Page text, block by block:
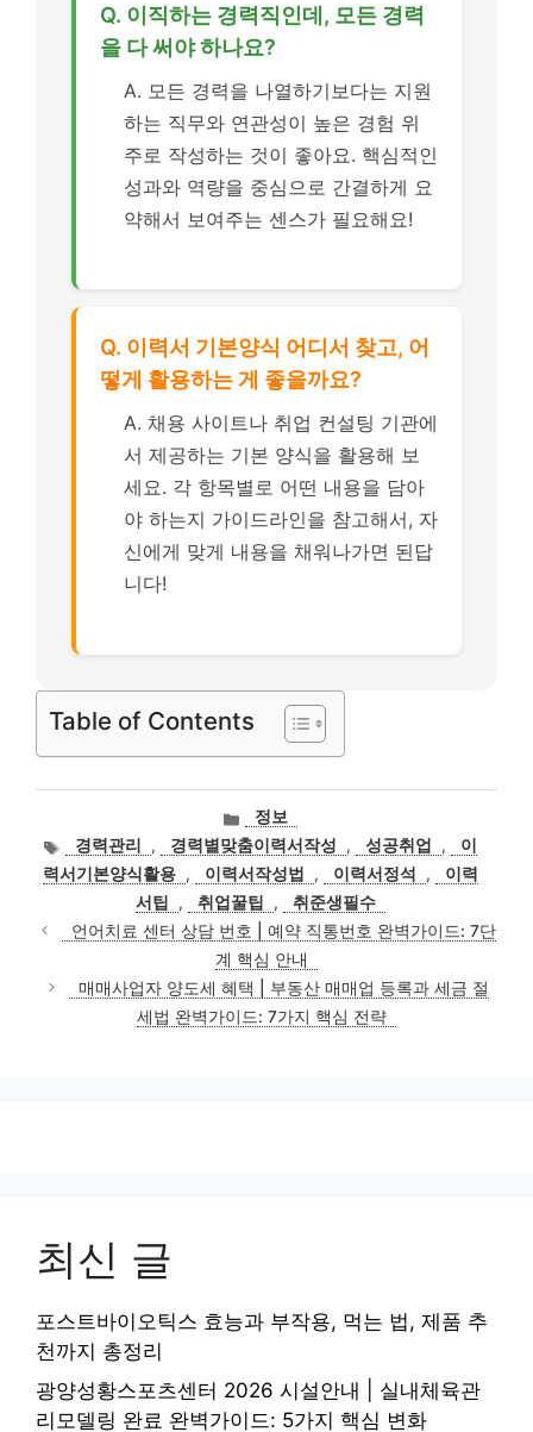
Q. 이직하는 경력직인데, 모든 경력
을 다 써야 하나요?
A. 모든 경력을 나열하기보다는 지원
하는 직무와 연관성이 높은 경험 위
주로 작성하는 것이 좋아요. 핵심적인
성과와 역량을 중심으로 간결하게 요
약해서 보여주는 센스가 필요해요!
Q. 이력서 기본양식 어디서 찾고, 어
떻게 활용하는 게 좋을까요?
A. 채용 사이트나 취업 컨설팅 기관에
서 제공하는 기본 양식을 활용해 보
세요. 각 항목별로 어떤 내용을 담아
야 하는지 가이드라인을 참고해서, 자
신에게 맞게 내용을 채워나가면 된답
니다!
Table of Contents
카
테
고
리
정보
태
그
경력관리 , 경력별맞춤이력서작성 , 성공취업 ,
이
력서기본양식활용 , 이력서작성법 , 이력서정석 ,
이력
서팁
, 취업꿀팁 ,
취준생필수
언어치료 센터 상담 번호 | 예약 직통번호 완벽가이드: 7단
계 핵심 안내
매매사업자 양도세 혜택 | 부동산 매매업 등록과 세금 절
세법 완벽가이드: 7가지 핵심 전략
최신 글
포스트바이오틱스 효능과 부작용, 먹는 법, 제품 추
천까지 총정리
광양성황스포츠센터 2026 시설안내 | 실내체육관
리모델링 완료 완벽가이드: 5가지 핵심 변화